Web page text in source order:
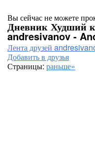
Вы сейчас не можете
Дневник Худший
andresivanov -
Лента друзей
Добавить в друзья
Страницы: раньше»